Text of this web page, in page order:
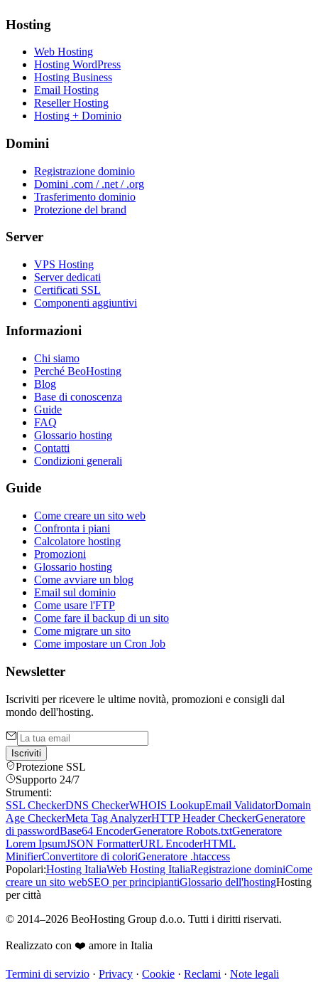
Hosting
Web Hosting
Hosting WordPress
Hosting Business
Email Hosting
Reseller Hosting
Hosting + Dominio
Domini
Registrazione dominio
Domini .com / .net / .org
Trasferimento dominio
Protezione del brand
Server
VPS Hosting
Server dedicati
Certificati SSL
Componenti aggiuntivi
Informazioni
Chi siamo
Perché BeoHosting
Blog
Base di conoscenza
Guide
FAQ
Glossario hosting
Contatti
Condizioni generali
Guide
Come creare un sito web
Confronta i piani
Calcolatore hosting
Promozioni
Glossario hosting
Come avviare un blog
Email sul dominio
Come usare l'FTP
Come fare il backup di un sito
Come migrare un sito
Come impostare un Cron Job
Newsletter
Iscriviti per ricevere le ultime novità, promozioni e consigli dal
mondo dell'hosting.
Iscriviti
Protezione SSL
Supporto 24/7
Strumenti:
SSL CheckerDNS CheckerWHOIS LookupEmail ValidatorDomain
Age CheckerMeta Tag AnalyzerHTTP Header CheckerGeneratore
di passwordBase64 EncoderGeneratore Robots.txtGeneratore
Lorem IpsumJSON FormatterURL EncoderHTML
MinifierConvertitore di coloriGeneratore .htaccess
Popolari:Hosting ItaliaWeb Hosting ItaliaRegistrazione dominiCome
creare un sito webSEO per principiantiGlossario dell'hostingHosting
per città
© 2014–2026 BeoHosting Group d.o.o. Tutti i diritti riservati.
Realizzato con ❤️ amore in Italia
Termini di servizio · Privacy · Cookie · Reclami · Note legali